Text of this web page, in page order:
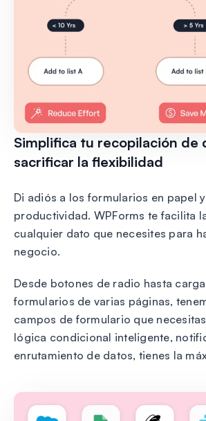
Simplifica tu recopilación de
sacrificar la flexibilidad
Di adiós a los formularios en papel
productividad. WPForms te facilita
cualquier dato que necesites para
negocio.
Desde botones de radio hasta
formularios de varias páginas,
campos de formulario que
lógica condicional inteligente,
enrutamiento de datos, tienes la